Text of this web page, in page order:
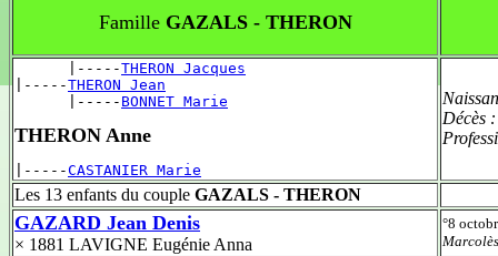
FamilleGAZALS - THERON
      |-----
THERON Jacques
|-----THERON Jean
      |-----
BONNET Marie
THERON Anne
|-----CASTANIER Marie
Décès
Les 13 enfants du couple GAZALS - THERON
GAZARD Jean Denis
× 1881 LAVIGNE Eugénie Anna
°8